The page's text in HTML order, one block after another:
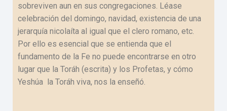
sobreviven aun en sus congregaciones. Léase
celebración del domingo, navidad, existencia de una
jerarquía nicolaíta al igual que el clero romano, etc.
Por ello es esencial que se entienda que el
fundamento de la Fe no puede encontrarse en otro
lugar que la Toráh (escrita) y los Profetas, y cómo
Yeshúa la Toráh viva, nos la enseñó.